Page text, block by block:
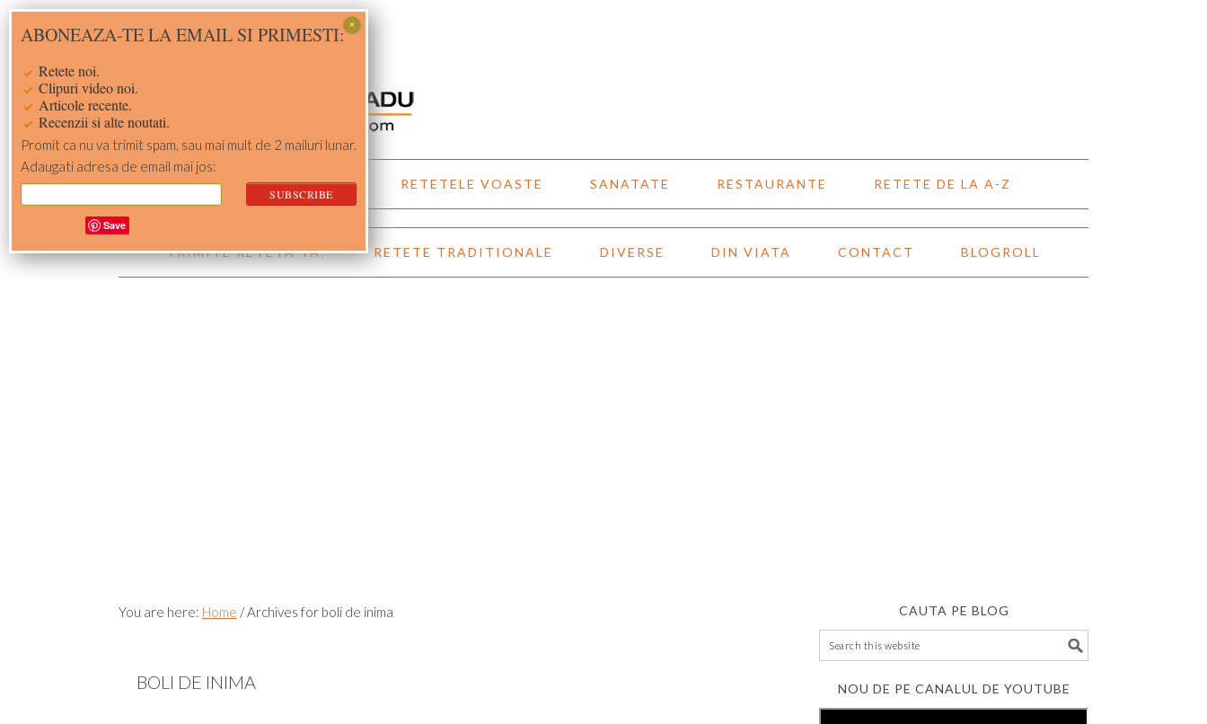
Skip
to
Skip
to
Skip
to
Skip
to
ACASA RETETE RETETELE VOASTE SANATATE RESTAURANTE RETETE DE LA A-Z
TRIMITE RETETA TA! RETETE TRADITIONALE DIVERSE DIN VIATA CONTACT BLOGROLL
You are here: Home /Archives for boli de inima
BOLI DE INIMA
CAUTA PE BLOG
NOU DE PE CANALUL DE YOUTUBE
ABONEAZA-TE LA EMAIL SI PRIMESTI:
Retete noi.
Clipuri video noi.
Articole recente.
Recenzii si alte noutati.
Promit ca nu va trimit spam, sau mai mult de 2 mailuri lunar.
Adaugati adresa de email mai jos:
Save